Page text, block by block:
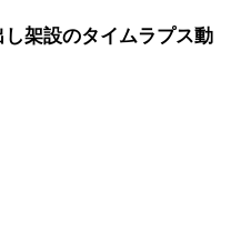
架設のタイムラプス動